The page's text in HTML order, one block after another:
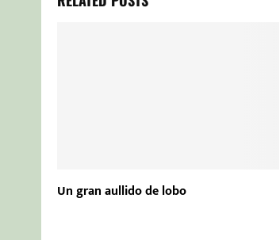
Un gran aullido de lobo